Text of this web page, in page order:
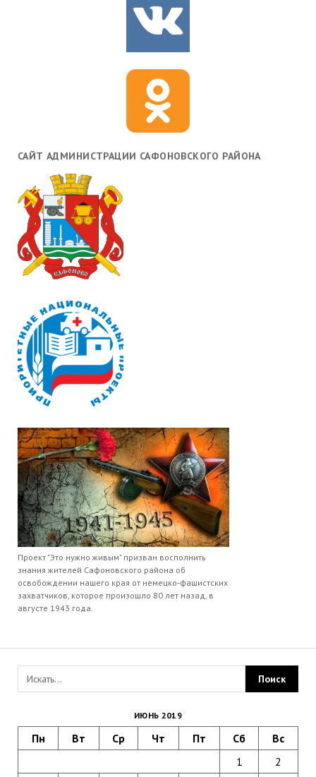
САЙТ АДМИНИСТРАЦИИ САФОНОВСКОГО РАЙОНА
Проект "Это нужно живым" призван восполнить
знания жителей Сафоновского района об
освобождении нашего края от немецко-фашистских
захватчиков, которое произошло 80 лет назад, в
августе 1943 года.
ИЮНЬ 2019
Пн Вт Ср Чт Пт Сб Вс
1
2